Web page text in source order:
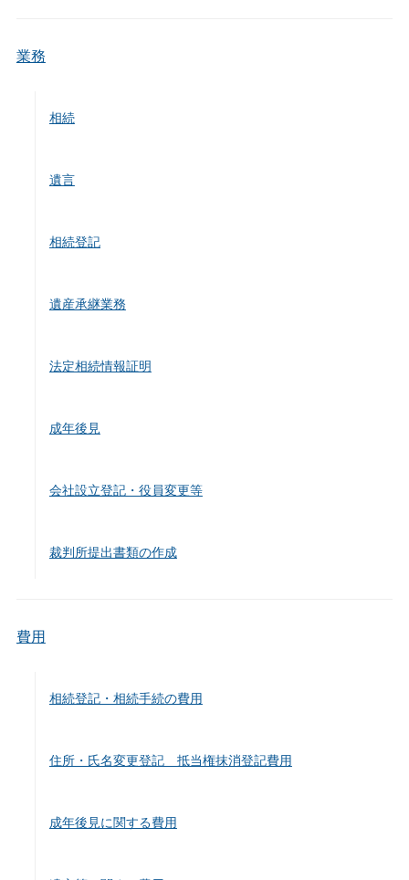
業務
相続
遺言
相続登記
遺産承継業務
法定相続情報証明
成年後見
会社設立登記・役員変更等
裁判所提出書類の作成
費用
相続登記・相続手続の費用
住所・氏名変更登記 抵当権抹消登記費用
成年後見に関する費用